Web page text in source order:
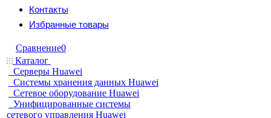
Контакты
Избранные товары
Сравнение0
Каталог
Серверы Huawei
Системы хранения данных Huawei
Сетевое оборудование Huawei
Унифицированные системы
сетевого управления Huawei